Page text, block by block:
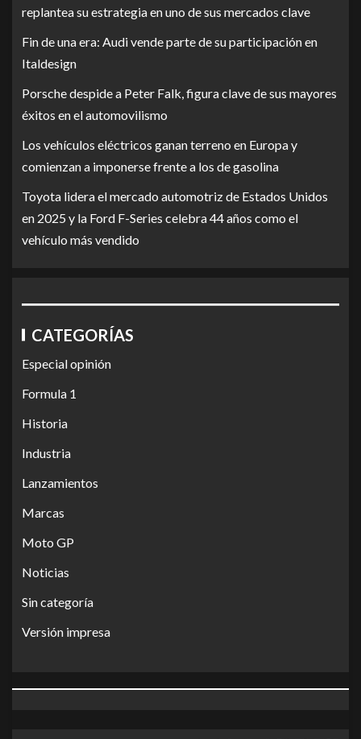
replantea su estrategia en uno de sus mercados clave
Fin de una era: Audi vende parte de su participación en
Italdesign
Porsche despide a Peter Falk, figura clave de sus mayores
éxitos en el automovilismo
Los vehículos eléctricos ganan terreno en Europa y
comienzan a imponerse frente a los de gasolina
Toyota lidera el mercado automotriz de Estados Unidos
en 2025 y la Ford F-Series celebra 44 años como el
vehículo más vendido
CATEGORÍAS
Especial opinión
Formula 1
Historia
Industria
Lanzamientos
Marcas
Moto GP
Noticias
Sin categoría
Versión impresa